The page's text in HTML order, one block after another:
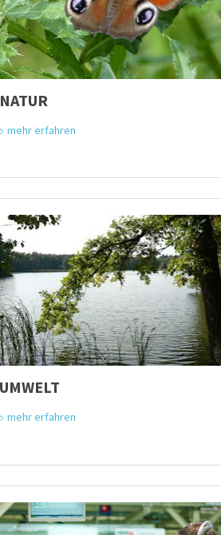
NATUR
mehr erfahren
UMWELT
mehr erfahren